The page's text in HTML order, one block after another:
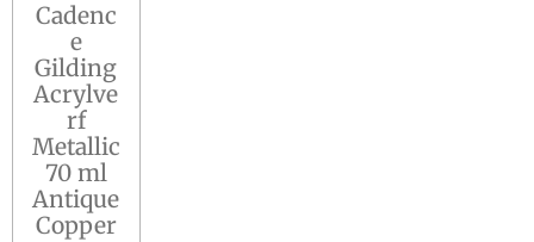
Cadenc
e
Gilding
Acrylve
rf
Metallic
70 ml
Antique
Copper